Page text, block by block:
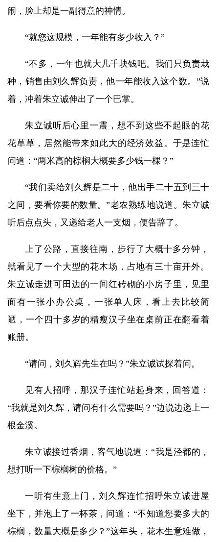
闹，脸上却是一副得意的神情。
“就您这规模，一年能有多少收入？”
“不多，一年也就大几千块钱吧。我们只负责栽
种，销售由刘久辉负责，他一年能收入这个数。”说
着，冲着朱立诚伸出了一个巴掌。
朱立诚听后心里一震，想不到这些不起眼的花
花草草，居然能带来如此大的经济效益。于是连忙
问道：“两米高的棕榈大概要多少钱一棵？”
“我们卖给刘久辉是二十，他出手二十五到三十
之间，要看你要的数量。”老农熟练地说道。朱立诚
听后点点头，又递给老人一支烟，便告辞了。
上了公路，直接往南，步行了大概十多分钟，
就看见了一个大型的花木场，占地有三十亩开外。
朱立诚走进可田边的一间红砖砌的小房子里，见里
面有一张小办公桌，一张单人床，看上去比较简
陋，一个四十多岁的精瘦汉子坐在桌前正在翻看着
账册。
“请问，刘久辉先生在吗？”朱立诚试探着问。
见有人招呼，那汉子连忙站起身来，回答道：
“我就是刘久辉，请问有什么需要吗？”边说边递上一
根金溪。
朱立诚接过香烟，客气地说道：“我是泾都的，
想打听一下棕榈树的价格。”
一听有生意上门，刘久辉连忙招呼朱立诚进屋
坐下，并泡上了一杯茶，问道：“不知道您要多大的
棕榈，数量大概是多少？”这年头，花木生意难做，